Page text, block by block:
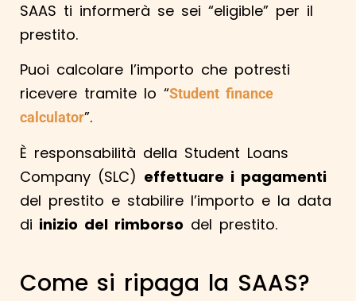
SAAS ti informerà se sei “eligible” per il
prestito.
Puoi calcolare l’importo che potresti
ricevere tramite lo “Student finance
calculator”.
È responsabilità della Student Loans
Company (SLC) effettuare i pagamenti
del prestito e stabilire l’importo e la data
di inizio del rimborso del prestito.
Come si ripaga la SAAS?